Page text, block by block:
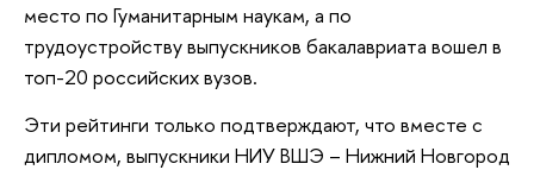
место по Гуманитарным наукам, а по
трудоустройству выпускников бакалавриата вошел в
топ-20 российских вузов.
Эти рейтинги только подтверждают, что вместе с
дипломом, выпускники НИУ ВШЭ – Нижний Новгород